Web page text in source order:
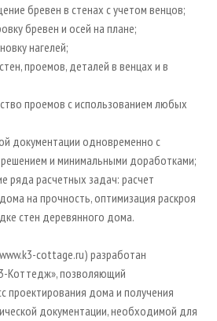
бревен в стенах с учетом венцов;
бревен и осей на плане;
нагелей;
проемов, деталей в венцах и в
проемов с использованием любых
документации одновременно с
и минимальными доработками;
ряда расчетных задач: расчет
на прочность, оптимизация раскроя
стен деревянного дома.
cottage.ru) разработан
Коттедж», позволяющий
проектирования дома и получения
документации, необходимой для